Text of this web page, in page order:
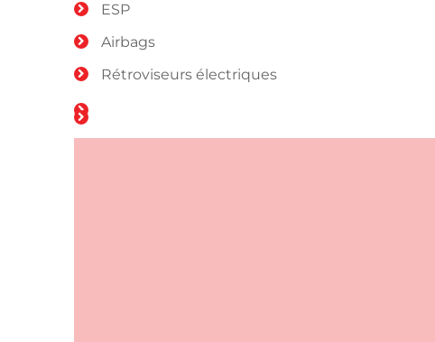
ESP
Airbags
Rétroviseurs électriques